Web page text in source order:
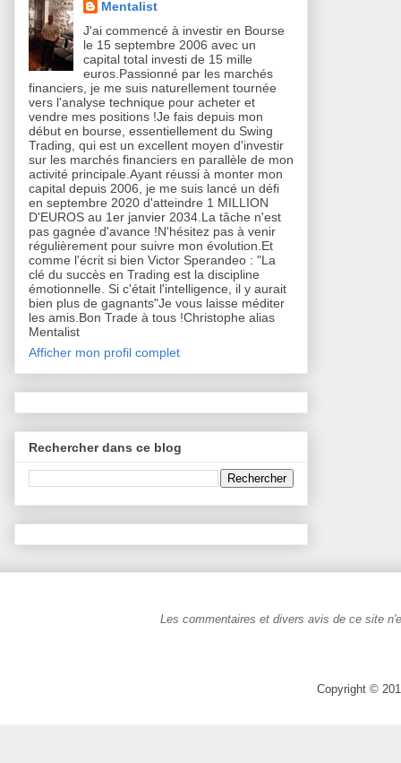
Mentalist
J'ai commencé à investir en Bourse
le 15 septembre 2006 avec un
capital total investi de 15 mille
euros.Passionné par les marchés
financiers, je me suis naturellement tournée
vers l'analyse technique pour acheter et
vendre mes positions !Je fais depuis mon
début en bourse, essentiellement du Swing
Trading, qui est un excellent moyen d'investir
sur les marchés financiers en parallèle de mon
activité principale.Ayant réussi à monter mon
capital depuis 2006, je me suis lancé un défi
en septembre 2020 d'atteindre 1 MILLION
D'EUROS au 1er janvier 2034.La tâche n'est
pas gagnée d'avance !N'hésitez pas à venir
régulièrement pour suivre mon évolution.Et
comme l'écrit si bien Victor Sperandeo : "La
clé du succès en Trading est la discipline
émotionnelle. Si c'était l'intelligence, il y aurait
bien plus de gagnants"Je vous laisse méditer
les amis.Bon Trade à tous !Christophe alias
Mentalist
Afficher mon profil complet
Rechercher dans ce blog
Les commentaires et divers avis de ce site
Copyright ©